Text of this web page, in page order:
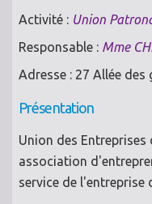
Activité : Union
Responsable : Mme
Adresse : 27 Allée
Présentation
Union des Entreprises
association
service de l'entreprise